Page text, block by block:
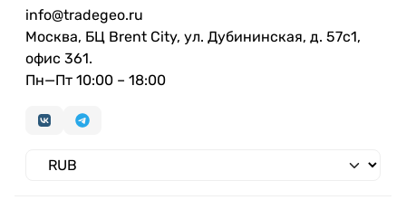
info@tradegeo.ru
Москва, БЦ Brent City, ул. Дубининская, д. 57с1,
офис 361.
Пн—Пт 10:00 – 18:00